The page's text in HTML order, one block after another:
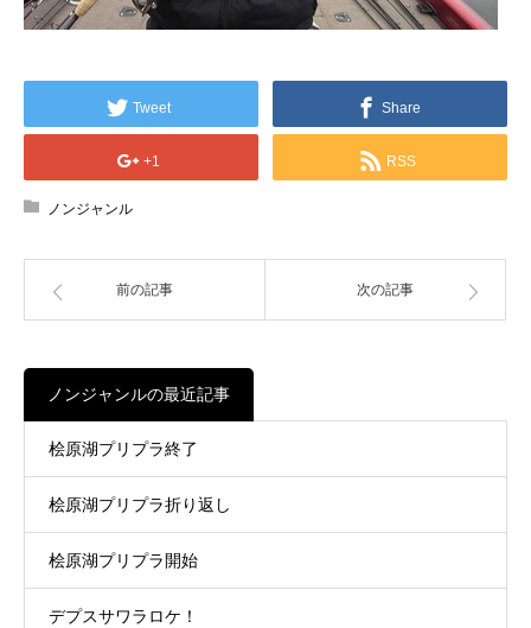
Tweet Share
+1 RSS
ノンジャンル
前の記事 次の記事
ノンジャンルの最近記事
桧原湖プリプラ終了
桧原湖プリプラ折り返し
桧原湖プリプラ開始
デプスサワラロケ！